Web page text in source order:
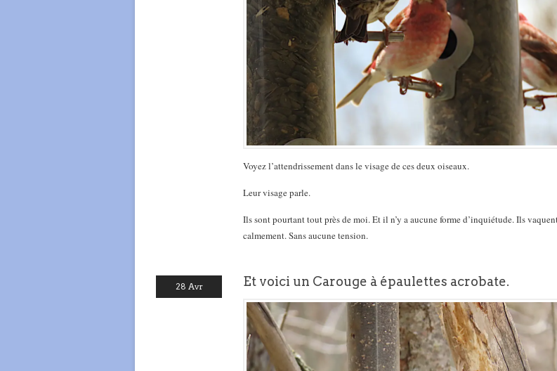
Voyez l’attendrissement dans le visage de ces deux oiseaux.
Leur visage parle.
Ils sont pourtant tout près de moi. Et il n’y a aucune forme d’inquiétude. Ils
calmement. Sans aucune tension.
28 Avr Et voici un Carouge à épaulettes acrobate.